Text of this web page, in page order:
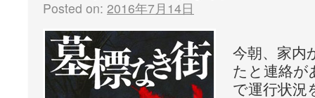
Posted on: 2016年7月14日
今朝、家内
たと連絡が
で運行状況